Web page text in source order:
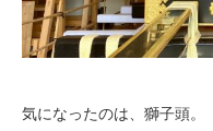
気になったのは、獅子頭。